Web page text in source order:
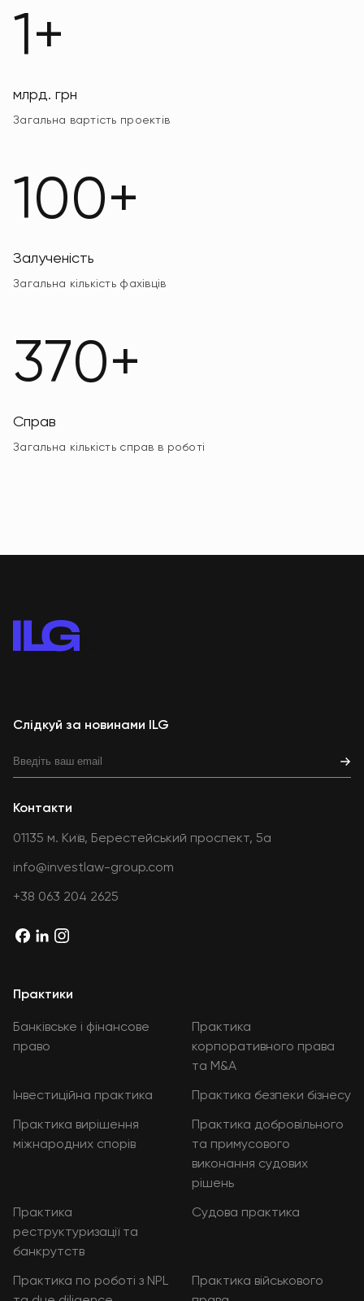
1+
млрд. грн
Загальна вартість проектів
100+
Залученість
Загальна кількість фахівців
370+
Справ
Загальна кількість справ в роботі
Слідкуй за новинами ILG
Контакти
01135 м. Київ, Берестейський проспект, 5а
info@investlaw-group.com
+38 063 204 2625
Практики
Банківське і фінансове
право
Практика
корпоративного права
та M&A
Інвестиційна практика
Практика безпеки бізнесу
Практика вирішення
міжнародних спорів
Практика добровільного
та примусового
виконання судових
рішень
Практика
реструктуризації та
банкрутств
Судова практика
Практика по роботі з NPL
Практика військового